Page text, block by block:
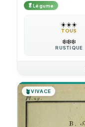
🥬Légume
☀️☀️☀️
TOUS
❄️❄️❄️
RUSTIQUE
🪴VIVACE